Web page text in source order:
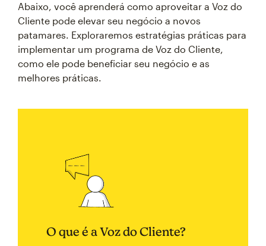
Abaixo, você aprenderá como aproveitar a Voz do
Cliente pode elevar seu negócio a novos
patamares. Exploraremos estratégias práticas para
implementar um programa de Voz do Cliente,
como ele pode beneficiar seu negócio e as
melhores práticas.
O que é a Voz do Cliente?